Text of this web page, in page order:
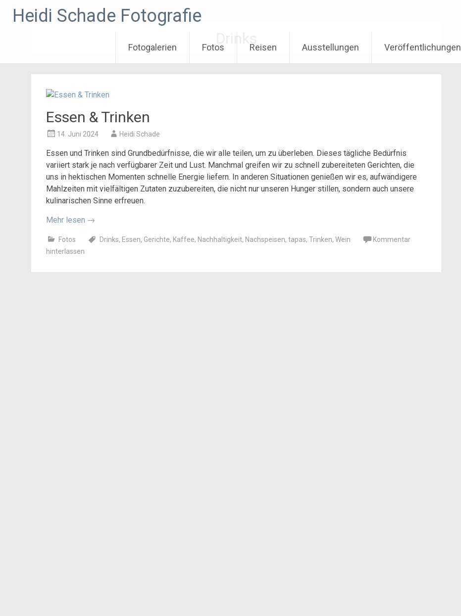
InhaltHeidi Schade Fotografie
Fotogalerien Fotos Reisen Ausstellungen Veröffentlichungen
Essen & Trinken
14. Juni 2024 Heidi Schade
Essen und Trinken sind Grundbedürfnisse, die wir alle teilen, um zu überleben. Dieses tägliche Bedürfnis
variiert stark je nach verfügbarer Zeit und Lust. Manchmal greifen wir zu schnell zubereiteten Gerichten, die
uns in hektischen Momenten schnelle Energie liefern. In anderen Situationen genießen wir es, aufwändigere
Mahlzeiten mit vielfältigen Zutaten zuzubereiten, die nicht nur unseren Hunger stillen, sondern auch unsere
kulinarischen Sinne erfreuen.
Mehr lesen →
Fotos Drinks, Essen, Gerichte, Kaffee, Nachhaltigkeit, Nachspeisen, tapas, Trinken, Wein
Kommentar
hinterlassen